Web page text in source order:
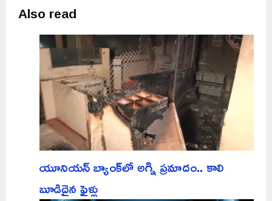
Also read
యూనియన్ బ్యాంక్‌లో అగ్ని ప్రమాదం.. కాలి
బూడిదైన ఫైళ్లు